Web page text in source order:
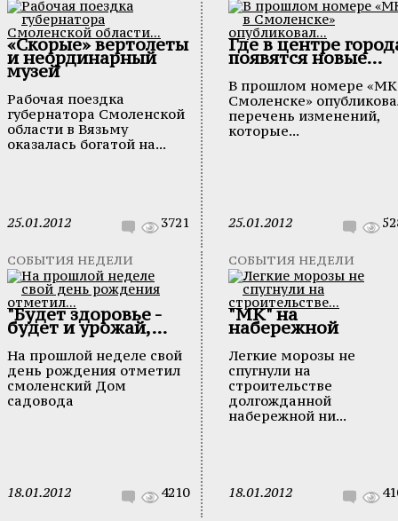
«Скорые» вертолеты
и неординарный
музей
Рабочая поездка
губернатора Смоленской
области в Вязьму
оказалась богатой на...
25.01.2012 3721
Где в центре
появятся новые...
В прошлом номере «МК
Смоленске»
перечень изменений,
которые...
25.01.2012
СОБЫТИЯ НЕДЕЛИ
"Будет здоровье -
будет и урожай,...
На прошлой неделе свой
день рождения отметил
смоленский Дом
садовода
18.01.2012 4210
СОБЫТИЯ НЕДЕЛИ
"МК" на
набережной
Легкие морозы не
спугнули на
строительстве
долгожданной
набережной ни...
18.01.2012